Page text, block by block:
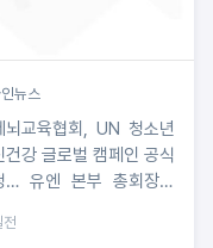
뉴스
뇌교육협회, UN 청소년
건강 글로벌 캠페인 공식
… 유엔 본부 총회장에